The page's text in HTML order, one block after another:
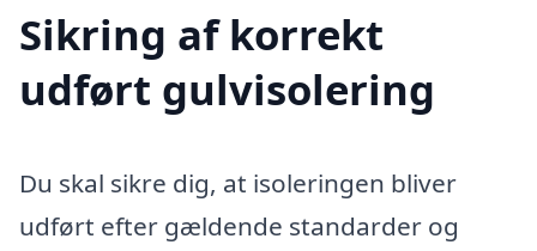
Sikring af korrekt
udført gulvisolering
Du skal sikre dig, at isoleringen bliver
udført efter gældende standarder og